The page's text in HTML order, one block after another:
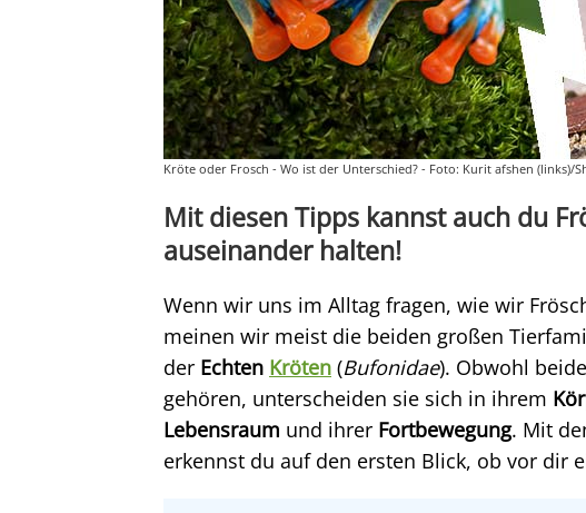
Kröte oder Frosch - Wo ist der Unterschied? - Foto: Kurit afshen (links)/
Mit diesen Tipps kannst auch du
auseinander halten!
Wenn wir uns im Alltag fragen, wie wir
meinen wir meist die beiden großen
der Echten Kröten (Bufonidae). Obwohl
gehören, unterscheiden sie sich in ihrem
Lebensraum und ihrer Fortbewegung. Mit
erkennst du auf den ersten Blick, ob vor dir